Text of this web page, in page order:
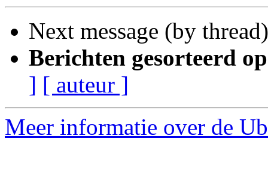
Next message (by
Berichten gesorteerd
] [ auteur ]
Meer informatie over de